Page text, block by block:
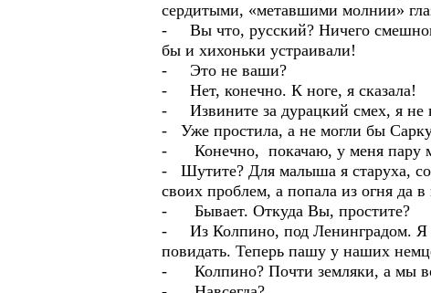
сердитыми, «метавшими молнии»
- Вы что, русский? Ничего
бы и хихоньки устраивали!
- Это не ваши?
- Нет, конечно. К ноге, я сказала!
- Извините за дурацкий смех, я не
- Уже простила, а не могли бы
- Конечно, покачаю, у меня пару
- Шутите? Для малыша я старуха,
своих проблем, а попала из огня да
- Бывает. Откуда Вы, простите?
- Из Колпино, под Ленинградом. Я и
повидать. Теперь пашу у наших
- Колпино? Почти земляки, а мы